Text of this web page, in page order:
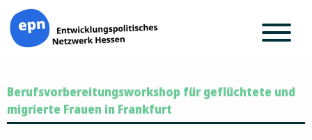
Inhalt
springen
Berufsvorbereitungsworkshop für geflüchtete und
migrierte Frauen in Frankfurt